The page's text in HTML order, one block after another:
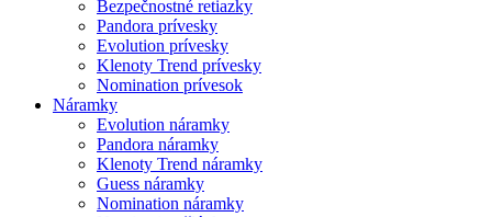
Bezpečnostné retiazky
Pandora prívesky
Evolution prívesky
Klenoty Trend prívesky
Nomination prívesok
Náramky
Evolution náramky
Pandora náramky
Klenoty Trend náramky
Guess náramky
Nomination náramky